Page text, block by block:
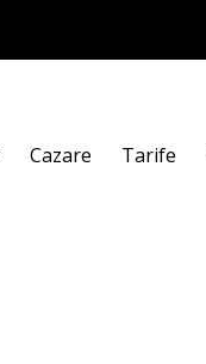
Cazare Tarife